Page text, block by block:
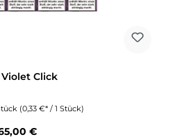
Violet Click
(0,33 €* / 1 Stück)
Preis:
€